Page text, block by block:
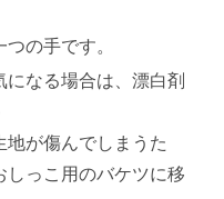
の手です。
なる場合は、漂白剤
が傷んでしまうた
しっこ用のバケツに移